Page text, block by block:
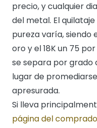
precio, y cualquier
del metal. El
pureza varía, siendo
oro y el 18K un 75
se separa por grado
lugar de
apresurada.
Si lleva
página del